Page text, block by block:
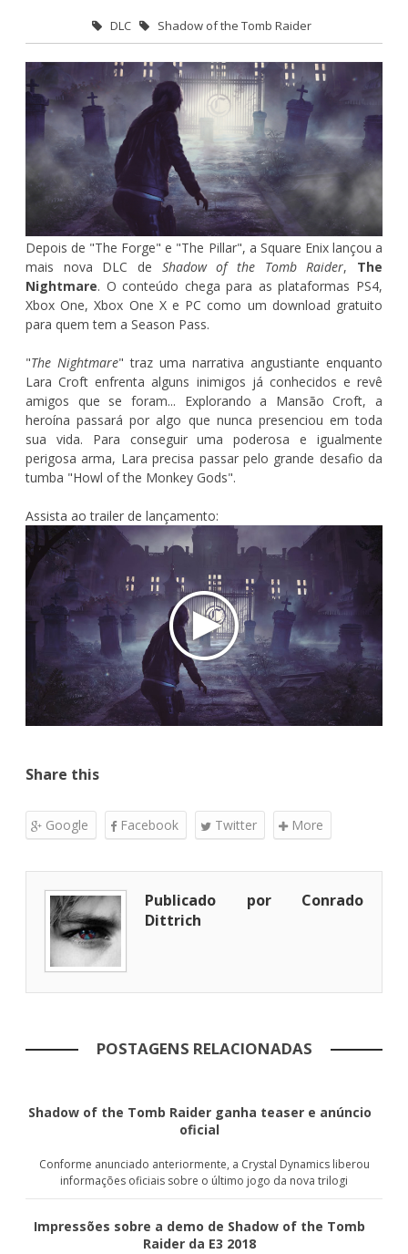
DLC Shadow of the Tomb Raider
Depois de "The Forge" e "The Pillar", a Square Enix lançou a
mais nova DLC de Shadow of the Tomb Raider, The
Nightmare. O conteúdo chega para as plataformas PS4,
Xbox One, Xbox One X e PC como um download gratuito
para quem tem a Season Pass.
"The Nightmare" traz uma narrativa angustiante enquanto
Lara Croft enfrenta alguns inimigos já conhecidos e revê
amigos que se foram... Explorando a Mansão Croft, a
heroína passará por algo que nunca presenciou em toda
sua vida. Para conseguir uma poderosa e igualmente
perigosa arma, Lara precisa passar pelo grande desafio da
tumba "Howl of the Monkey Gods".
Assista ao trailer de lançamento:
Share this
Google Facebook Twitter More
Publicado por Conrado
Dittrich
POSTAGENS RELACIONADAS
Shadow of the Tomb Raider ganha teaser e anúncio
oficial
Conforme anunciado anteriormente, a Crystal Dynamics liberou
informações oficiais sobre o último jogo da nova trilogi
Impressões sobre a demo de Shadow of the Tomb
Raider da E3 2018